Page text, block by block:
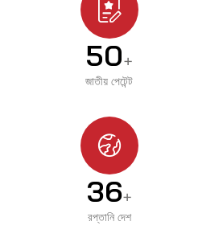
50+
জাতীয় পেটেন্ট
36+
রপ্তানি দেশ